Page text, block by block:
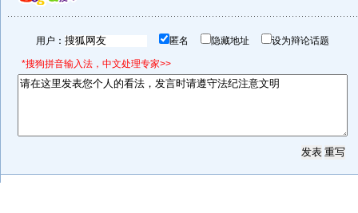
用户： 匿名 隐藏地址 设为辩论话题
*搜狗拼音输入法，中文处理专家>>